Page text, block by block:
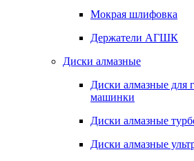
Мокрая шлифовка
Держатели АГШК
Диски алмазные
Диски алмазные для
машинки
Диски алмазные
Диски алмазные